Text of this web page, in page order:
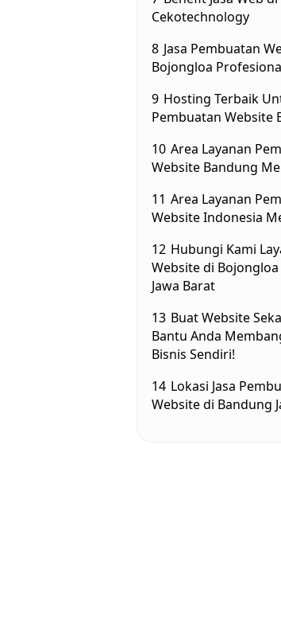
Cekotechnology
8 Jasa Pembuatan
Bojongloa
9 Hosting Terbaik
Pembuatan Website
10 Area Layanan
Website Bandung
11 Area Layanan
Website Indonesia
12 Hubungi Kami
Website di
Jawa Barat
13 Buat Website
Bantu Anda
Bisnis Sendiri!
14 Lokasi Jasa
Website di Bandung